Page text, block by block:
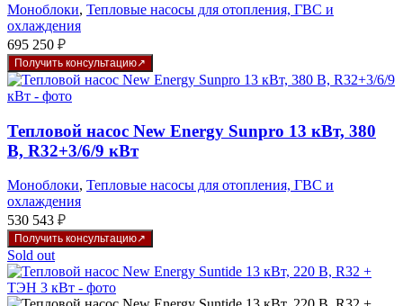
Моноблоки, Тепловые насосы для отопления, ГВС и
охлаждения
695 250 ₽
Получить консультацию
Тепловой насос New Energy Sunpro 13 кВт, 380
В, R32+3/6/9 кВт
Моноблоки, Тепловые насосы для отопления, ГВС и
охлаждения
530 543 ₽
Получить консультацию
Sold out